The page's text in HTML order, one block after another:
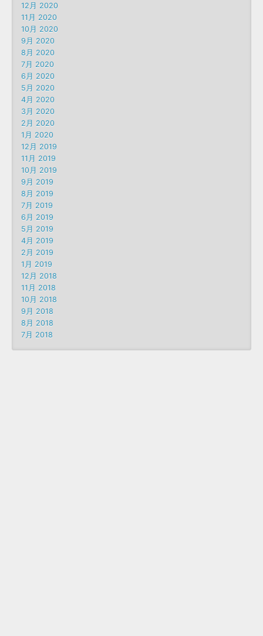
12月 2020
11月 2020
10月 2020
9月 2020
8月 2020
7月 2020
6月 2020
5月 2020
4月 2020
3月 2020
2月 2020
1月 2020
12月 2019
11月 2019
10月 2019
9月 2019
8月 2019
7月 2019
6月 2019
5月 2019
4月 2019
2月 2019
1月 2019
12月 2018
11月 2018
10月 2018
9月 2018
8月 2018
7月 2018